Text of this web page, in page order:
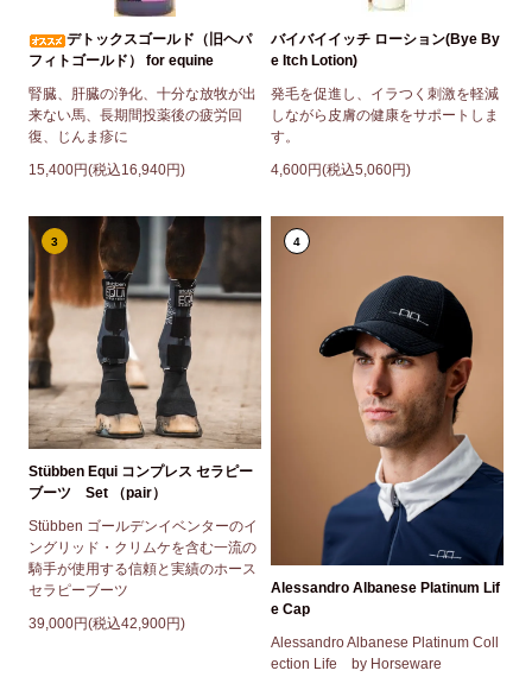
デトックスゴールド（旧ヘパ
フィトゴールド） for equine
腎臓、肝臓の浄化、十分な放牧が出
来ない馬、長期間投薬後の疲労回
復、じんま疹に
15,400円(税込16,940円)
バイバイイッチ ローション(Bye By
e Itch Lotion)
発毛を促進し、イラつく刺激を軽減
しながら皮膚の健康をサポートしま
す。
4,600円(税込5,060円)
3
Stübben Equi コンプレス セラピー
ブーツ Set （pair）
Stübben ゴールデンイベンターのイ
ングリッド・クリムケを含む一流の
騎手が使用する信頼と実績のホース
セラピーブーツ
39,000円(税込42,900円)
4
Alessandro Albanese Platinum Lif
e Cap
Alessandro Albanese Platinum Coll
ection Life by Horseware